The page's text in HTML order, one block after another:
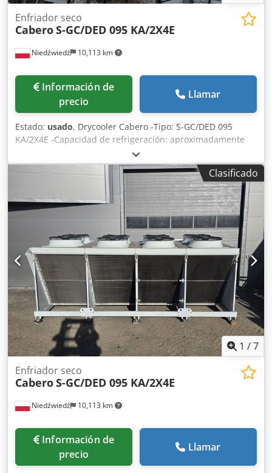
Niedźwiedź 10,113 km
Enfriador seco
CaberoS-GC/DED 095 KA/2X4E
Información de
precio
Llamar
Estado: usado, Drycooler Cabero -Tipo: S-GC/DED 095
KA/2X4E -Capacidad de refrigeración: aproximadamente
350-400 kW -Número de ventiladores: 8 x 910 mm -RPM:
510 -Dimensiones del equipo: 6100 x 2360 x 2450 mm -
Capacidad: 127,15 L Dcedpeytp T Ssfx Ackek -
Disponibilidad en stock: 4 unidades -Estado: Usado, muy
buen estado, listo para funcionar.
Clasificado
1 /7
Niedźwiedź 10,113 km
Enfriador seco
CaberoS-GC/DED 095 KA/2X4E
Información de
precio
Llamar